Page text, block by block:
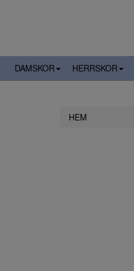
DAMSKOR HERRSKOR
HEM